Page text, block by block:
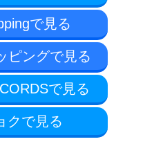
で見る
ピングで見る
で見る
クで見る